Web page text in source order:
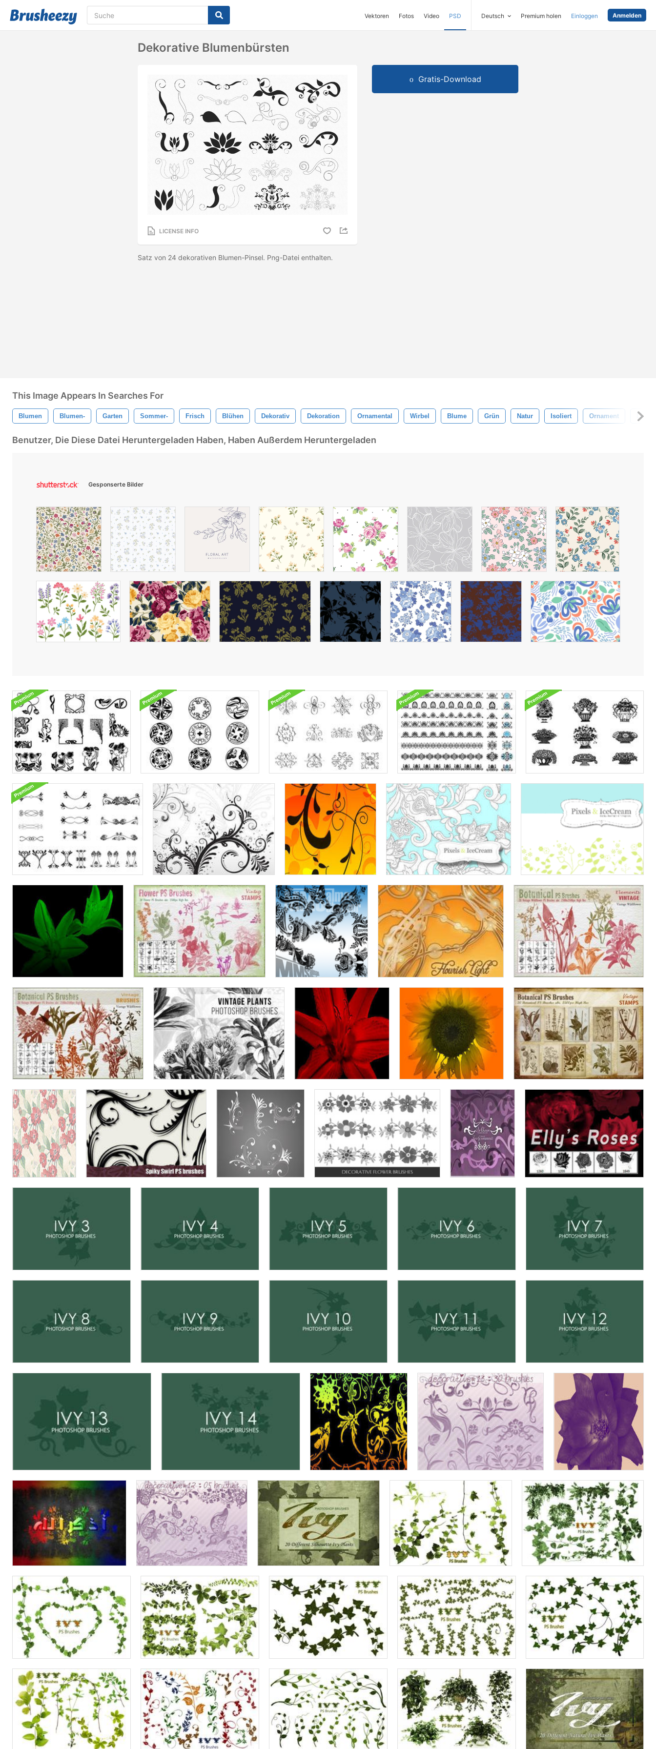
Vektoren Fotos Video PSD Deutsch Premium holen Einloggen Anmelden
Dekorative Blumenbürsten
LICENSE INFO
Satz von 24 dekorativen Blumen-Pinsel. Png-Datei enthalten.
Gratis-Download
This Image Appears In Searches For
Blumen Blumen- Garten Sommer- Frisch Blühen Dekorativ Dekoration Ornamental Wirbel Blume Grün Natur Isoliert Ornament Liane
Benutzer, Die Diese Datei Heruntergeladen Haben, Haben Außerdem Heruntergeladen
Gesponserte Bilder